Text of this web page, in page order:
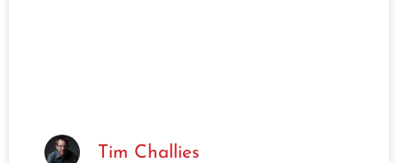
Tim Challies